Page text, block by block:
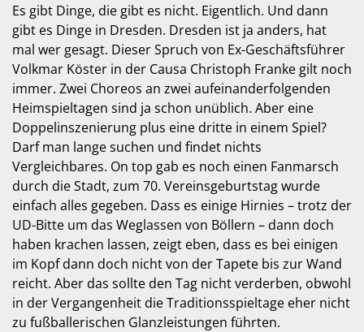
Es gibt Dinge, die gibt es nicht. Eigentlich. Und dann
gibt es Dinge in Dresden. Dresden ist ja anders, hat
mal wer gesagt. Dieser Spruch von Ex-Geschäftsführer
Volkmar Köster in der Causa Christoph Franke gilt noch
immer. Zwei Choreos an zwei aufeinanderfolgenden
Heimspieltagen sind ja schon unüblich. Aber eine
Doppelinszenierung plus eine dritte in einem Spiel?
Darf man lange suchen und findet nichts
Vergleichbares. On top gab es noch einen Fanmarsch
durch die Stadt, zum 70. Vereinsgeburtstag wurde
einfach alles gegeben. Dass es einige Hirnies – trotz der
UD-Bitte um das Weglassen von Böllern – dann doch
haben krachen lassen, zeigt eben, dass es bei einigen
im Kopf dann doch nicht von der Tapete bis zur Wand
reicht. Aber das sollte den Tag nicht verderben, obwohl
in der Vergangenheit die Traditionsspieltage eher nicht
zu fußballerischen Glanzleistungen führten.